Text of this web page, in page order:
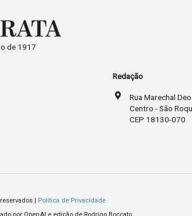
de 1917
Redação
Rua Marechal
Centro - São
CEP 18130-070
|
Política de Privacidade